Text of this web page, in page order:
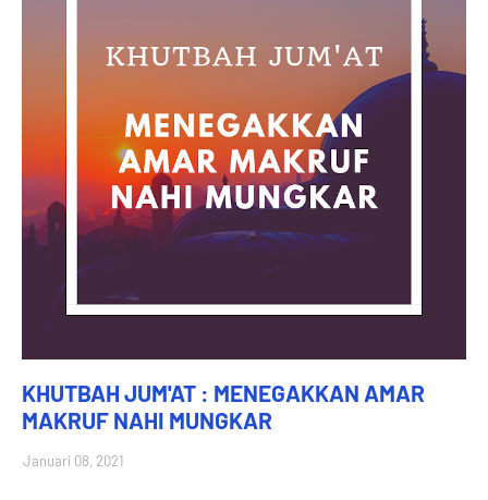
KHUTBAH JUM'AT : MENEGAKKAN AMAR
MAKRUF NAHI MUNGKAR
Januari 08, 2021